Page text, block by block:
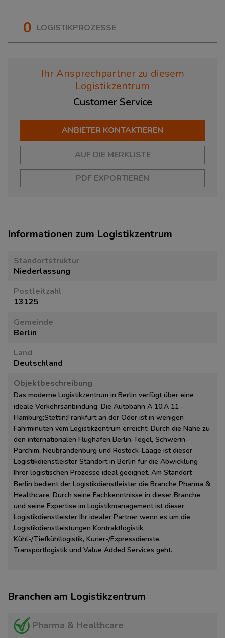
0 LOGISTIKPROZESSE
Ihr Ansprechpartner zu diesem
Logistikzentrum
Customer Service
ANBIETER KONTAKTIEREN
AUF DIE MERKLISTE
PDF EXPORTIEREN
Informationen zum Logistikzentrum
Standortstruktur
Niederlassung
Postleitzahl
13125
Gemeinde
Berlin
Land
Deutschland
Objektbeschreibung
Das moderne Logistikzentrum in Berlin verfügt über eine
ideale Verkehrsanbindung. Die Autobahn A 10;A 11 -
Hamburg;Stettin;Frankfurt an der Oder ist in wenigen
Fahrminuten vom Logistikzentrum erreicht. Durch die Nähe zu
den internationalen Flughäfen Berlin-Tegel, Schwerin-
Parchim, Neubrandenburg und Rostock-Laage ist dieser
Logistikdienstleister Standort in Berlin für die Abwicklung
Ihrer logistischen Prozesse ideal geeignet. Am Standort
Berlin bedient der Logistikdienstleister die Branche Pharma &
Healthcare. Durch seine Fachkenntnisse in dieser Branche
und seine Expertise im Logistikmanagement ist dieser
Logistikdienstleister Ihr idealer Partner wenn es um die
Logistikdienstleistungen Kontraktlogistik,
Kühl-/Tiefkühllogistik, Kurier-/Expressdienste,
Transportlogistik und Value Added Services geht.
Branchen am Logistikzentrum
Pharma & Healthcare